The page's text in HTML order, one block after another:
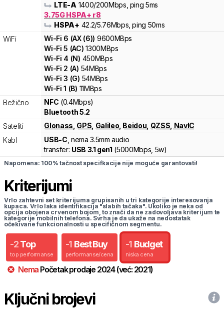
LTE-A 1400/200Mbps , ping 5ms
3.75G HSPA+ r8
HSPA+ 42.2/5.76Mbps , ping 50ms
WiFi
Wi-Fi 6 (AX (6)) 9600MBps
Wi-Fi5 (AC) 1300MBps
Wi-Fi 4 (N) 450MBps
Wi-Fi 2 (A) 54MBps
Wi-Fi3 (G) 54MBps
Wi-Fi1 (B) 11MBps
Bežično
NFC (0.4Mbps)
Bluetooth 5.2
Sateliti
Glonass GPS Galileo Beidou QZSS NavIC
Kabl
USB-C , nema 3.5mm audio
transfer: USB 3.1 gen1 (5000Mbps, 5w)
Napomena: 100% tačnost specifkacije nije moguće garantovati!
Kriterijumi
Vrlo zahtevni set kriterijuma grupisanih u tri kategorije interesovanja
kupaca. Vrlo laka identifikacija "slabih tačaka". Ukoliko je neka od
opcija obojena crvenom bojom, to znači da ne zadovoljava kriterijum te
kategorije mobilnih telefona. Svrha je da ukaže na nedostatak
očekivane funkcionalnosti u specifičnom segmentu.
-2 Top
top performanse
-1 Best Buy
performanse/cena
-1 Budget
niska cena
Nema Početak prodaje 2024(već: 2021)
Ključni brojevi